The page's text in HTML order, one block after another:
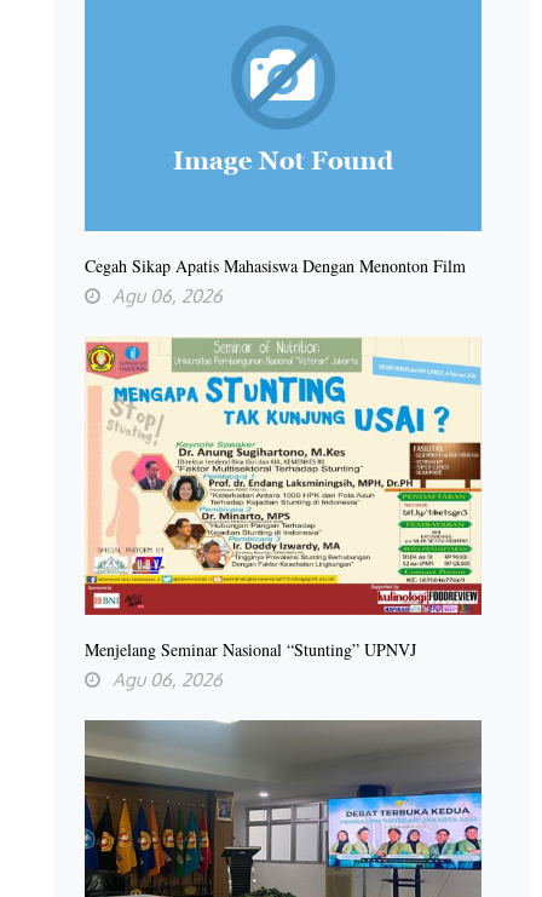
Cegah Sikap Apatis Mahasiswa Dengan Menonton Film
Agu 06, 2026
Menjelang Seminar Nasional “Stunting” UPNVJ
Agu 06, 2026